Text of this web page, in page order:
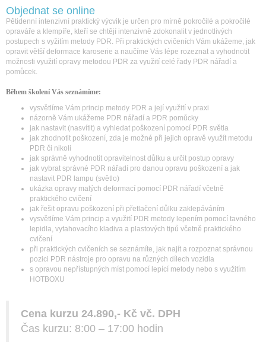
Objednat se online
Pětidenní intenzivní praktický výcvik je určen pro mírně pokročilé a pokročilé
opraváře a klempíře, kteří se chtějí intenzivně zdokonalit v jednotlivých
postupech s vyžitím metody PDR. Při praktických cvičeních Vám ukážeme, jak
opravit větší deformace karoserie a naučíme Vás lépe rozeznat a vyhodnotit
možnosti využití opravy metodou PDR za využití celé řady PDR nářadí a
pomůcek.
Během školení Vás seznámíme:
vysvětlíme Vám princip metody PDR a její využití v praxi
názorně Vám ukážeme PDR nářadí a PDR pomůcky
jak nastavit (nasvítit) a vyhledat poškození pomocí PDR světla
jak zhodnotit poškození, zda je možné při jejich opravě využít metodu
PDR či nikoli
jak správně vyhodnotit opravitelnost důlku a určit postup opravy
jak vybrat správné PDR nářadí pro danou opravu poškození a jak
nastavit PDR lampu (světlo)
ukázka opravy malých deformací pomocí PDR nářadí včetně
praktického cvičení
jak řešit opravu poškození při přetlačení důlku zaklepáváním
vysvětlíme Vám princip a využití PDR metody lepením pomocí tavného
lepidla, vytahovacího kladiva a plastových tipů včetně praktického
cvičení
při praktických cvičeních se seznámíte, jak najít a rozpoznat správnou
pozici PDR nástroje pro opravu na různých dílech vozidla
s opravou nepřístupných míst pomocí lepící metody nebo s využitím
HOTBOXU
Cena kurzu 24.890,- Kč vč. DPH
Čas kurzu: 8:00 – 17:00 hodin